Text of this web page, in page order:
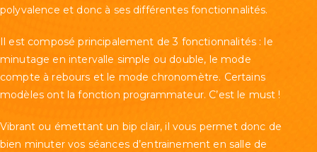
polyvalence et donc à ses différentes fonctionnalités.
Il est composé principalement de 3 fonctionnalités : le
minutage en intervalle simple ou double, le mode
compte à rebours et le mode chronomètre. Certains
modèles ont la fonction programmateur. C’est le must !
Vibrant ou émettant un bip clair, il vous permet donc de
bien minuter vos séances d’entrainement en salle de